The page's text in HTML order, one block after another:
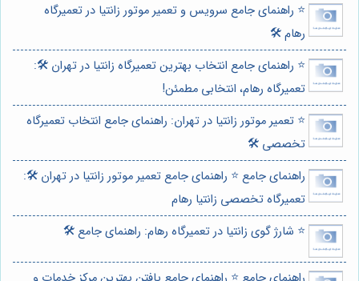
⭐️ راهنمای جامع سرویس و تعمیر موتور زانتیا در تعمیرگاه
رهام 🛠️
⭐️ راهنمای جامع انتخاب بهترین تعمیرگاه زانتیا در تهران 🛠️:
تعمیرگاه رهام، انتخابی مطمئن!
⭐️ تعمیر موتور زانتیا در تهران: راهنمای جامع انتخاب تعمیرگاه
تخصصی 🛠️
راهنمای جامع ⭐️ راهنمای جامع تعمیر موتور زانتیا در تهران 🛠️:
تعمیرگاه تخصصی زانتیا رهام
⭐️ شارژ گوی زانتیا در تعمیرگاه رهام: راهنمای جامع 🛠️